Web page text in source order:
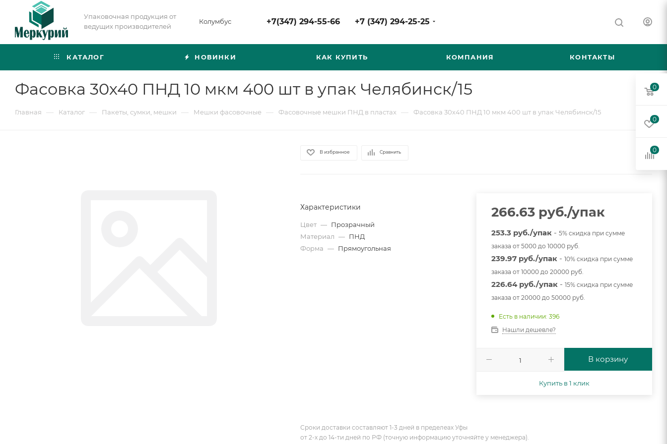
Упаковочная продукция от
ведущих производителей
Колумбус +7(347) 294-55-66 +7 (347) 294-25-25
КАТАЛОГ НОВИНКИ КАК КУПИТЬ КОМПАНИЯ КОНТАКТЫ
Фасовка 30х40 ПНД 10 мкм 400 шт в упак Челябинск/15
Главная — Каталог — Пакеты, сумки, мешки — Мешки фасовочные — Фасовочные мешки ПНД в пластах — Фасовка 30х40 ПНД 10 мкм 400 шт в упак Челябинск/15
В избранное Сравнить
Характеристики
Цвет — Прозрачный
Материал — ПНД
Форма — Прямоугольная
266.63руб./упак
253.3 руб./упак- 5% скидка при сумме
заказа от 5000 до 10000 руб.
239.97 руб./упак- 10% скидка при сумме
заказа от 10000 до 20000 руб.
226.64 руб./упак- 15% скидка при сумме
заказа от 20000 до 50000 руб.
Есть в наличии: 396
Нашли дешевле?
В корзину
Купить в 1 клик
Сроки доставки составляют 1-3 дней в пределеах Уфы
от 2-х до 14-ти дней по РФ (точную информацию уточняйте у менеджера).
0
0
0